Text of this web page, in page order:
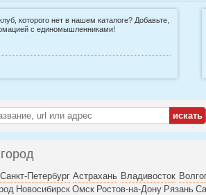
которого нет в нашем каталоге? Добавьте,
с единомышленниками!
Санкт-Петербург Астрахань Владивосток
Новосибирск Омск Ростов-на-Дону Рязань